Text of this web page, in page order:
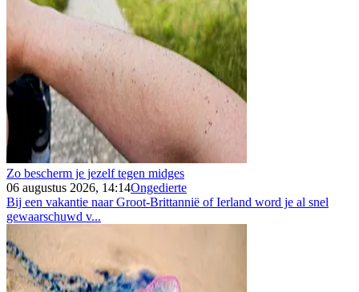
Zo bescherm je jezelf tegen midges
06 augustus 2026, 14:14Ongedierte
Bij een vakantie naar Groot-Brittannië of Ierland word je al snel
gewaarschuwd v...